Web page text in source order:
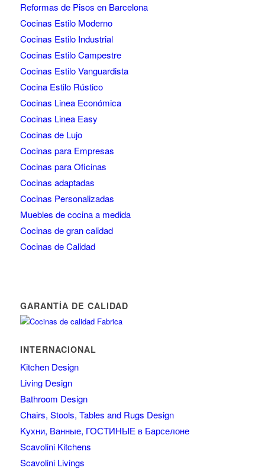
Reformas de Pisos en Barcelona
Cocinas Estilo Moderno
Cocinas Estilo Industrial
Cocinas Estilo Campestre
Cocinas Estilo Vanguardista
Cocina Estilo Rústico
Cocinas Linea Económica
Cocinas Linea Easy
Cocinas de Lujo
Cocinas para Empresas
Cocinas para Oficinas
Cocinas adaptadas
Cocinas Personalizadas
Muebles de cocina a medida
Cocinas de gran calidad
Cocinas de Calidad
GARANTÍA DE CALIDAD
INTERNACIONAL
Kitchen Design
Living Design
Bathroom Design
Chairs, Stools, Tables and Rugs Design
Kухни, Ванные, ГОСТИНЫЕ в Барселоне
Scavolini Kitchens
Scavolini Livings